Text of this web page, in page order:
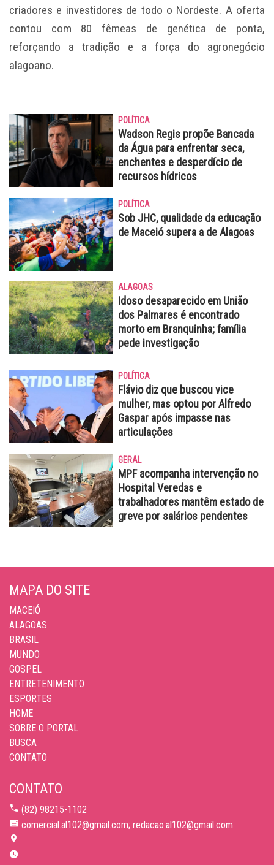
criadores e investidores de todo o Nordeste. A oferta
contou com 80 fêmeas de genética de ponta,
reforçando a tradição e a força do agronegócio
alagoano.
POLÍTICA
Wadson Regis propõe Bancada
da Água para enfrentar seca,
enchentes e desperdício de
recursos hídricos
POLÍTICA
Sob JHC, qualidade da educação
de Maceió supera a de Alagoas
ALAGOAS
Idoso desaparecido em União
dos Palmares é encontrado
morto em Branquinha; família
pede investigação
POLÍTICA
Flávio diz que buscou vice
mulher, mas optou por Alfredo
Gaspar após impasse nas
articulações
GERAL
MPF acompanha intervenção no
Hospital Veredas e
trabalhadores mantêm estado de
greve por salários pendentes
MAPA DO SITE
MACEIÓ
ALAGOAS
BRASIL
MUNDO
GOSPEL
ENTRETENIMENTO
ESPORTES
HOME
SOBRE O PORTAL
BUSCA
CONTATO
CONTATO
(82) 98215-1102
comercial.al102@gmail.com; redacao.al102@gmail.com